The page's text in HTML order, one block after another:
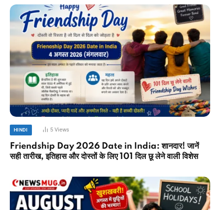
HINDI 5 Views
Friendship Day 2026 Date in India: शानदार! जानें
सही तारीख, इतिहास और दोस्तों के लिए 101 दिल छू लेने वाली विशेस